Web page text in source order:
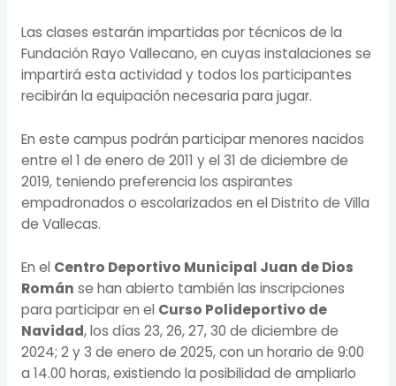
Las clases estarán impartidas por técnicos de la
Fundación Rayo Vallecano, en cuyas instalaciones se
impartirá esta actividad y todos los participantes
recibirán la equipación necesaria para jugar.
En este campus podrán participar menores nacidos
entre el 1 de enero de 2011 y el 31 de diciembre de
2019, teniendo preferencia los aspirantes
empadronados o escolarizados en el Distrito de Villa
de Vallecas.
En el Centro Deportivo Municipal Juan de Dios
Román se han abierto también las inscripciones
para participar en el Curso Polideportivo de
Navidad, los días 23, 26, 27, 30 de diciembre de
2024; 2 y 3 de enero de 2025, con un horario de 9:00
a 14.00 horas, existiendo la posibilidad de ampliarlo